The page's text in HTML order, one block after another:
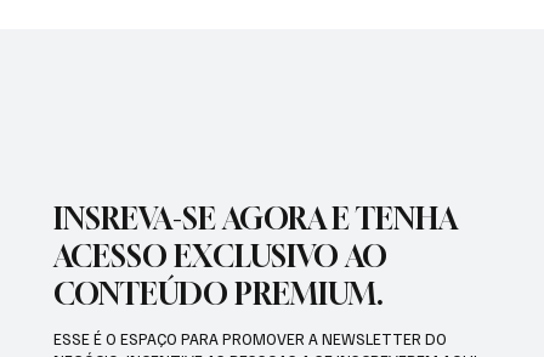
INSREVA-SE AGORA E TENHA
ACESSO EXCLUSIVO AO
CONTEÚDO PREMIUM.
ESSE É O ESPAÇO PARA PROMOVER A NEWSLETTER DO